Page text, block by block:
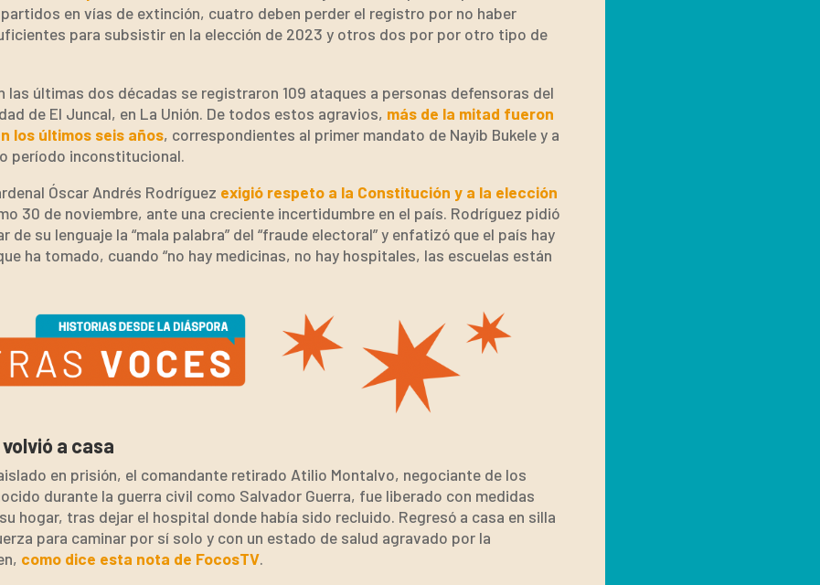
en vías de extinción, cuatro deben perder el registro por no haber
para subsistir en la elección de 2023 y otros dos por por otro tipo de
las últimas dos décadas se registraron 109 ataques a personas defensoras del
de El Juncal, en La Unión. De todos estos agravios, más de la mitad fueron
los últimos seis años, correspondientes al primer mandato de Nayib Bukele y a
período inconstitucional.
Óscar Andrés Rodríguez exigió respeto a la Constitución y a la elección
30 de noviembre, ante una creciente incertidumbre en el país. Rodríguez pidió
de su lenguaje la “mala palabra” del “fraude electoral” y enfatizó que el país hay
ha tomado, cuando “no hay medicinas, no hay hospitales, las escuelas están
a casa
en prisión, el comandante retirado Atilio Montalvo, negociante de los
durante la guerra civil como Salvador Guerra, fue liberado con medidas
hogar, tras dejar el hospital donde había sido recluido. Regresó a casa en silla
para caminar por sí solo y con un estado de salud agravado por la
como dice esta nota de FocosTV.